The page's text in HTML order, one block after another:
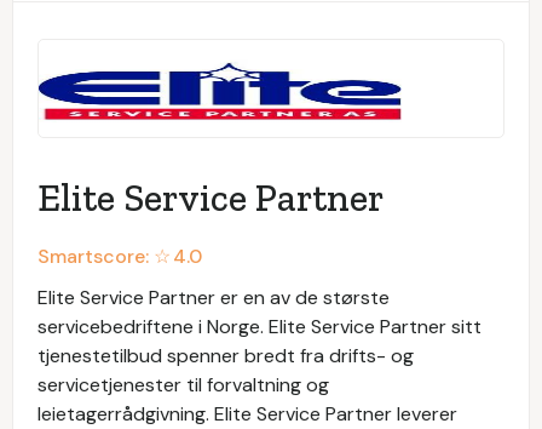
Elite Service Partner
Smartscore: ☆4.0
Elite Service Partner er en av de største
servicebedriftene i Norge. Elite Service Partner sitt
tjenestetilbud spenner bredt fra drifts- og
servicetjenester til forvaltning og
leietagerrådgivning. Elite Service Partner leverer